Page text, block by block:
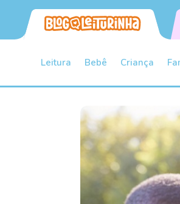
Leitura Bebê Criança